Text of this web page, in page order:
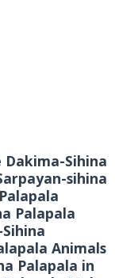
Dakima-Sihina
sihina
Palapala
Animals
Palapala in